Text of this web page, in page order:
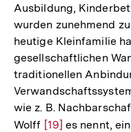
Ausbildung,
wurden zunehmend
heutige Kleinfamilie
gesellschaftlichen
traditionellen
wie z. B.
Wolff Zur
[19] es nennt,